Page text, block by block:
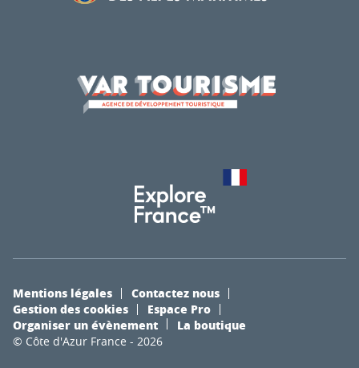
© Côte d'Azur France - 2026
Mentions légales
Contactez nous
Gestion des cookies
Espace Pro
Organiser un évènement
La boutique